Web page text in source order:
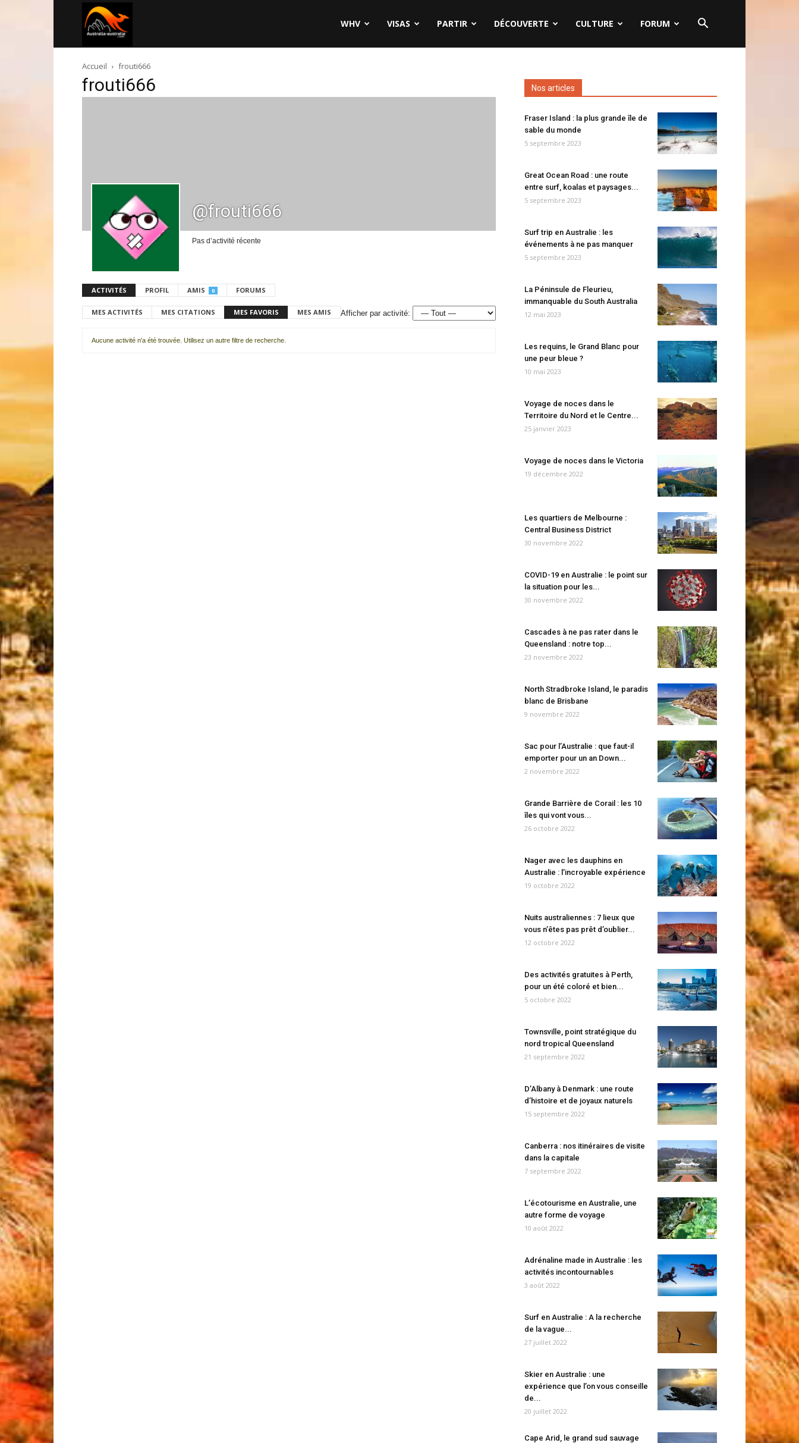
australie.com
WHV VISAS PARTIR DÉCOUVERTE CULTURE FORUM
Accueil frouti666
frouti666
@frouti666
Pas d’activité récente
ACTIVITÉS PROFIL AMIS 0 FORUMS
MES ACTIVITÉS MES CITATIONS MES FAVORIS MES AMIS Afficher par activité:
Aucune activité n'a été trouvée. Utilisez un autre filtre de recherche.
Nos articles
Fraser Island : la plus grande île de
sable du monde
5 septembre 2023
Great Ocean Road : une route
entre surf, koalas et paysages...
5 septembre 2023
Surf trip en Australie : les
événements à ne pas manquer
5 septembre 2023
La Péninsule de Fleurieu,
immanquable du South Australia
12 mai 2023
Les requins, le Grand Blanc pour
une peur bleue ?
10 mai 2023
Voyage de noces dans le
Territoire du Nord et le Centre...
25 janvier 2023
Voyage de noces dans le Victoria
19 décembre 2022
Les quartiers de Melbourne :
Central Business District
30 novembre 2022
COVID-19 en Australie : le point sur
la situation pour les...
30 novembre 2022
Cascades à ne pas rater dans le
Queensland : notre top...
23 novembre 2022
North Stradbroke Island, le paradis
blanc de Brisbane
9 novembre 2022
Sac pour l’Australie : que faut-il
emporter pour un an Down...
2 novembre 2022
Grande Barrière de Corail : les 10
îles qui vont vous...
26 octobre 2022
Nager avec les dauphins en
Australie : l’incroyable expérience
19 octobre 2022
Nuits australiennes : 7 lieux que
vous n’êtes pas prêt d’oublier...
12 octobre 2022
Des activités gratuites à Perth,
pour un été coloré et bien...
5 octobre 2022
Townsville, point stratégique du
nord tropical Queensland
21 septembre 2022
D’Albany à Denmark : une route
d’histoire et de joyaux naturels
15 septembre 2022
Canberra : nos itinéraires de visite
dans la capitale
7 septembre 2022
L’écotourisme en Australie, une
autre forme de voyage
10 août 2022
Adrénaline made in Australie : les
activités incontournables
3 août 2022
Surf en Australie : A la recherche
de la vague...
27 juillet 2022
Skier en Australie : une
expérience que l’on vous conseille
de...
20 juillet 2022
Cape Arid, le grand sud sauvage